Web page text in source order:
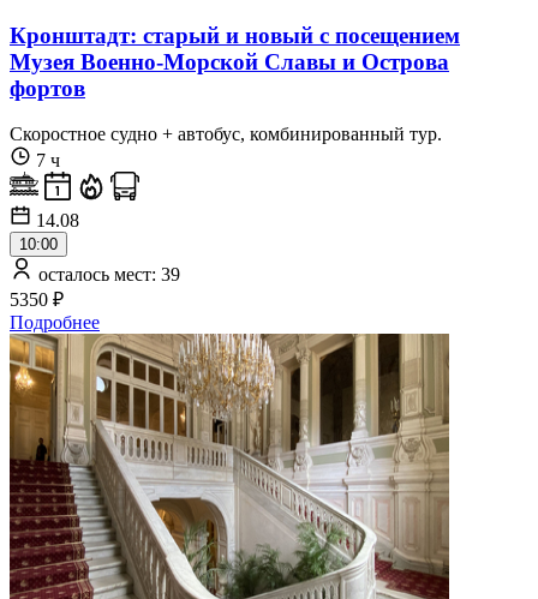
Кронштадт: старый и новый с посещением
Музея Военно-Морской Славы и Острова
фортов
Скоростное судно + автобус, комбинированный тур.
7 ч
14.08
10:00
осталось мест: 39
5350 ₽
Подробнее